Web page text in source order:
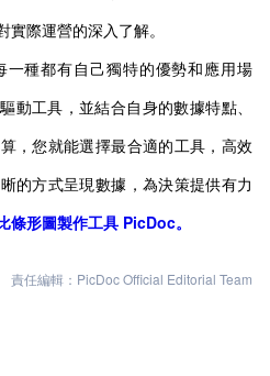
際運營的深入了解。
種都有自己獨特的優勢和應用場
動工具，並結合自身的數據特點、
，您就能選擇最合適的工具，高效
的方式呈現數據，為決策提供有力
條形圖製作工具 PicDoc。
責任編輯：PicDoc Official Editorial Team